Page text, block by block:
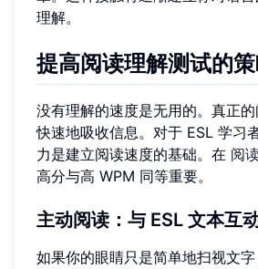
理解。
提高阅读理解测试的
没有理解的速度是无用的。真正的
快速地吸收信息。对于 ESL 学习
力是建立阅读速度的基础。在 阅
高分与高 WPM 同等重要。
主动阅读：与 ESL 文本互
如果你的眼睛只是简单地扫视文